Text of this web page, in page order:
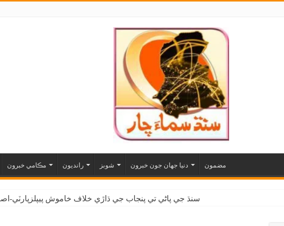
مڪامي خبرون رانديون شوبز دنيا جهان جون خبرون مضمون
سنڌ جي پاڻي تي پنجاب جي ڌاڙي خلاف خاموش پيپلزپارٽي-